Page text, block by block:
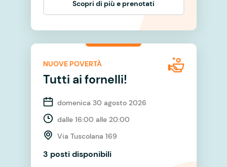
Scopri di più e prenotati
NUOVE POVERTÀ
Tutti ai fornelli!
domenica 30 agosto 2026
dalle 16:00 alle 20:00
Via Tuscolana 169
3 posti disponibili